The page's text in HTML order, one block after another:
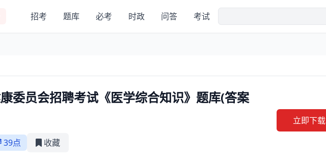
招考 题库 必考 时政 问答 考试
委员会招聘考试《医学综合知识》题库(答案
39点 收藏
立即下载